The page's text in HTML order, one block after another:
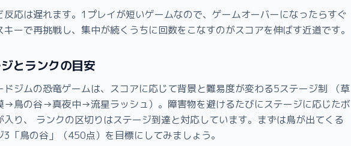
反応は遅れます。1プレイが短いゲームなので、ゲームオーバーになったらすぐ
キーで再挑戦し、集中が続くうちに回数をこなすのがスコアを伸ばす近道です。
とランクの目安
ドジムの恐竜ゲームは、スコアに応じて背景と難易度が変わる5ステージ制 （草
鳥の谷→真夜中→流星ラッシュ）。障害物を避けるたびにステージに応じたボ
入り、 ランクの区切りはステージ到達と対応しています。まずは鳥が出てくる
3「鳥の谷」（450点）を目標にしてみましょう。